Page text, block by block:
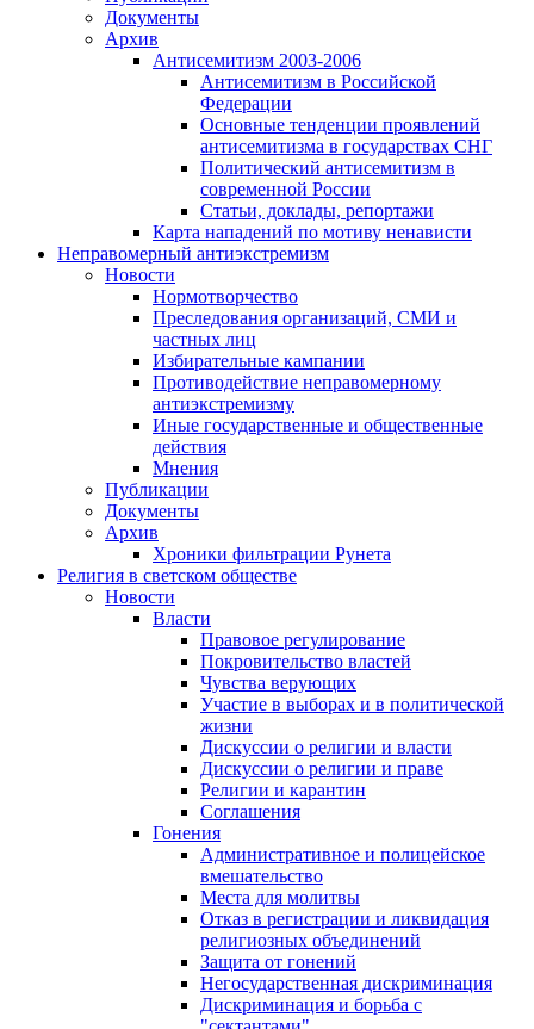
Документы
Архив
Антисемитизм 2003-2006
Антисемитизм в Российской
Федерации
Основные тенденции проявлений
антисемитизма в государствах СНГ
Политический антисемитизм в
современной России
Статьи, доклады, репортажи
Карта нападений по мотиву ненависти
Неправомерный антиэкстремизм
Новости
Нормотворчество
Преследования организаций, СМИ и
частных лиц
Избирательные кампании
Противодействие неправомерному
антиэкстремизму
Иные государственные и общественные
действия
Мнения
Публикации
Документы
Архив
Хроники фильтрации Рунета
Религия в светском обществе
Новости
Власти
Правовое регулирование
Покровительство властей
Чувства верующих
Участие в выборах и в политической
жизни
Дискуссии о религии и власти
Дискуссии о религии и праве
Религии и карантин
Соглашения
Гонения
Административное и полицейское
вмешательство
Места для молитвы
Отказ в регистрации и ликвидация
религиозных объединений
Защита от гонений
Негосударственная дискриминация
Дискриминация и борьба с